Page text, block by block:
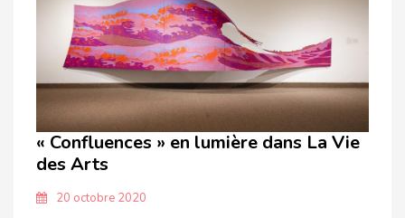
« Confluences » en lumière dans La Vie
des Arts
20 octobre 2020